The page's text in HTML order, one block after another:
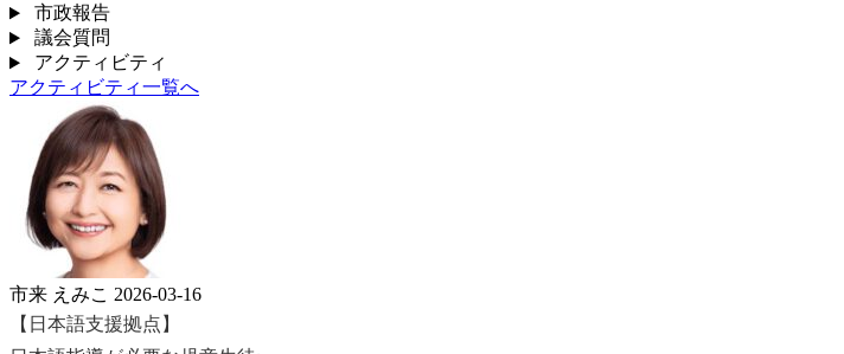
市政報告
議会質問
アクティビティ
アクティビティ一覧へ
市来 えみこ 2026-03-16
【日本語支援拠点】